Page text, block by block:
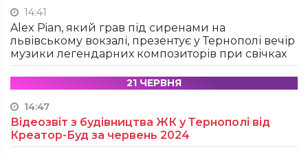
14:41
Alex Pian, який грав під сиренами на
львівському вокзалі, презентує у Тернополі вечір
музики легендарних композиторів при свічках
21 ЧЕРВНЯ
14:47
Відеозвіт з будівництва ЖК у Тернополі від
Креатор-Буд за червень 2024